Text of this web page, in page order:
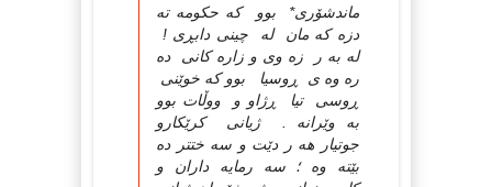
ماندشۆری* بوو كه حكومه ته
دزه كه مان له چینی دابڕی !
له به ر زه وی و زاره كانی ده
ره وه ی ڕوسیا بوو كه خوێنی
ڕوسی تیا ڕژاو و ووڵات بوو
به وێرانه . ژیانی كرێكارو
جوتیار هه ر دێت و سه ختتر ده
بێته وه ؛ سه رمایه داران و